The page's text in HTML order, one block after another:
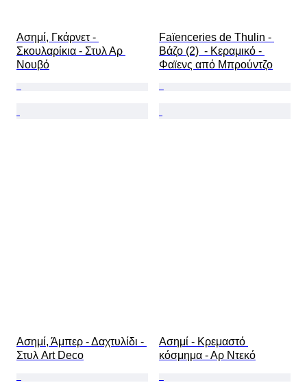
Ασημί, Γκάρνετ -
Σκουλαρίκια - Στυλ Αρ
Νουβό
Faïenceries de Thulin -
Βάζο (2)  - Κεραμικό -
Φαϊενς από Μπρούντζο
Ασημί, Άμπερ - Δαχτυλίδι -
Στυλ Art Deco
Ασημί - Κρεμαστό
κόσμημα - Αρ Ντεκό